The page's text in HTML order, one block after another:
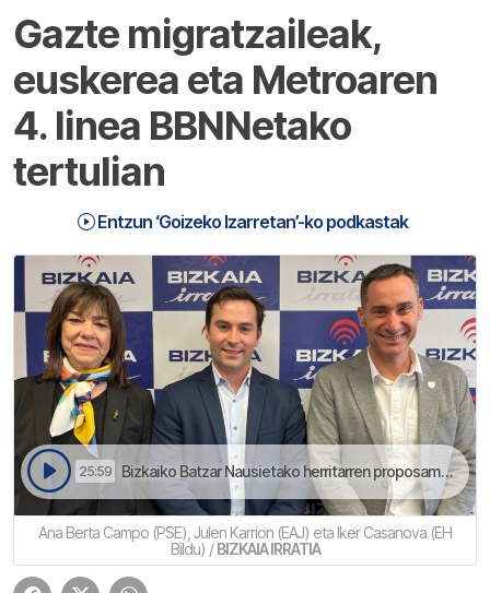
Gazte migratzaileak,
euskerea eta Metroaren
4. linea BBNNetako
tertulian
Entzun ‘Goizeko Izarretan’-ko podkastak
25:59 Bizkaiko Batzar Nausietako herritarren proposamenetarako batzordean parte-hartzea asko jatsi da | Goizeko Izarretan
Ana Berta Campo (PSE), Julen Karrion (EAJ) eta Iker Casanova (EH
Bildu) /BIZKAIA IRRATIA